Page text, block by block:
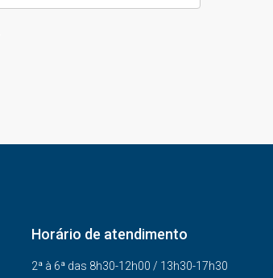
Horário de atendimento
2ª à 6ª das 8h30-12h00 / 13h30-17h30